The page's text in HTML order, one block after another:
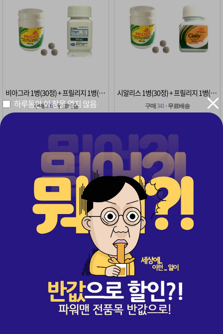
하루동안 이 창을 열지 않음
비아그라 1병(30정) + 프릴리지 1병(10정)
구매336· 무료배송
149,000 원
시알리스 1병(30정) + 프릴리지 1병(10정)
구매 341 · 무료배송
149,000
레비트라 1+1 2병(60정)
1+1 이벤트 적용 2병(60정)
· 무료배송
1+1
비아그라 1병 + 레비트라 1병
구매 371· 무료배송